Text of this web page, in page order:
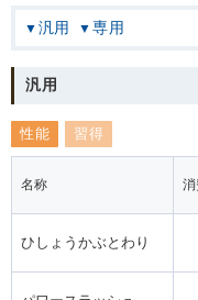
汎用 専用
汎用
性能 習得
名称
ひしょうかぶとわり